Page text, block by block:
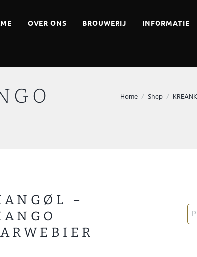
OVER ONS BROUWERIJ INFORMATIE
Home Shop
–